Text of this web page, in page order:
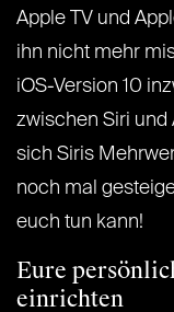
Apple TV und
ihn nicht mehr
iOS-Version 10
zwischen Siri und
sich Siris
noch mal
euch tun kann!
Eure
einrichten